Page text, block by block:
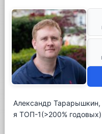
Александр Тарарышкин,
я ТОП-1(>200%